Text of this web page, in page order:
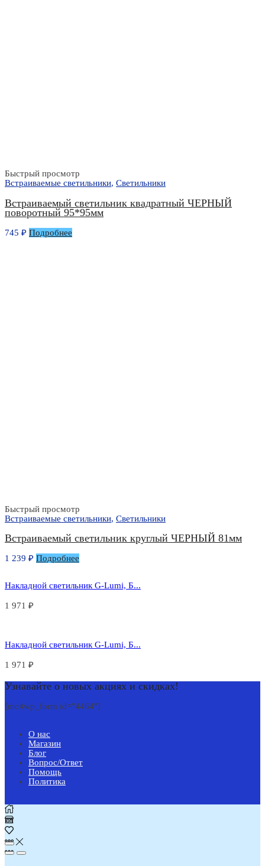
Быстрый просмотр
Встраиваемые светильники, Светильники
Встраиваемый светильник квадратный ЧЕРНЫЙ
поворотный 95*95мм
745 ₽ Подробнее
Быстрый просмотр
Встраиваемые светильники, Светильники
Встраиваемый светильник круглый ЧЕРНЫЙ 81мм
1 239 ₽ Подробнее
Накладной светильник G-Lumi, Б...
1 971 ₽
Накладной светильник G-Lumi, Б...
1 971 ₽
Узнавайте о новых акциях и скидках!
[mc4wp_form id="4464"]
О нас
Магазин
Блог
Вопрос/Ответ
Помощь
Политика